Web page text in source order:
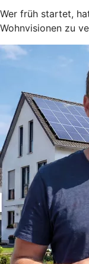
Wer früh startet,
Wohnvisionen zu